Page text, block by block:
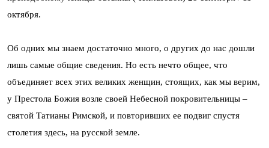
октября.
Об одних мы знаем достаточно много, о других до нас дошли
лишь самые общие сведения. Но есть нечто общее, что
объединяет всех этих великих женщин, стоящих, как мы верим,
у Престола Божия возле своей Небесной покровительницы –
святой Татианы Римской, и повторивших ее подвиг спустя
столетия здесь, на русской земле.